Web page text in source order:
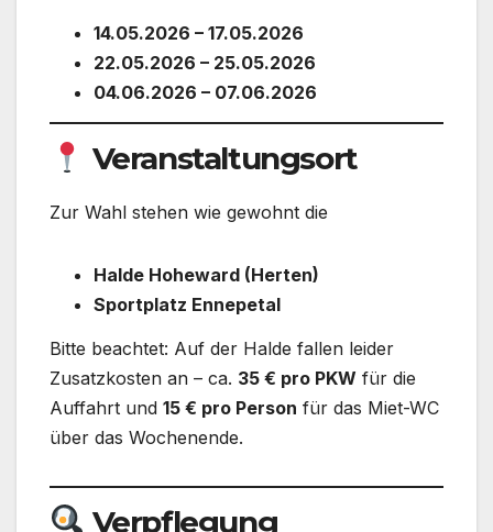
14.05.2026 – 17.05.2026
22.05.2026 – 25.05.2026
04.06.2026 – 07.06.2026
Veranstaltungsort
Zur Wahl stehen wie gewohnt die
Halde Hoheward (Herten)
Sportplatz Ennepetal
Bitte beachtet: Auf der Halde fallen leider
Zusatzkosten an – ca. 35 € pro PKW für die
Auffahrt und 15 € pro Person für das Miet-WC
über das Wochenende.
Verpflegung